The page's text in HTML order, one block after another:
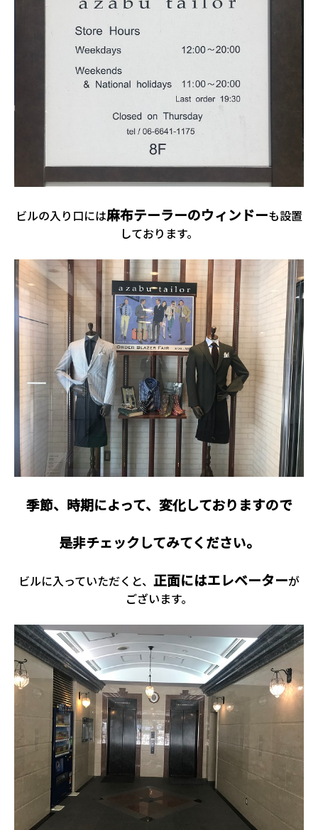
ビルの入り口には麻布テーラーのウィンドーも設置
しております。
季節、時期によって、変化しておりますので
是非チェックしてみてください。
ビルに入っていただくと、 正面にはエレベーターが
ございます。